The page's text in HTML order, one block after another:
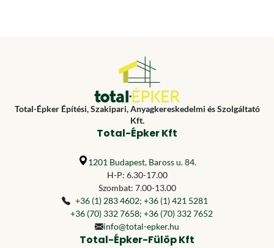
Total-Épker Építési, Szakipari, Anyagkereskedelmi és Szolgáltató
Kft.
Total-Épker Kft
1201 Budapest, Baross u. 84.
H-P: 6.30-17.00
Szombat: 7.00-13.00
+36 (1) 283 4602; +36 (1) 421 5281
+36 (70) 332 7658; +36 (70) 332 7652
info@total-epker.hu
Total-Épker-Fülöp Kft